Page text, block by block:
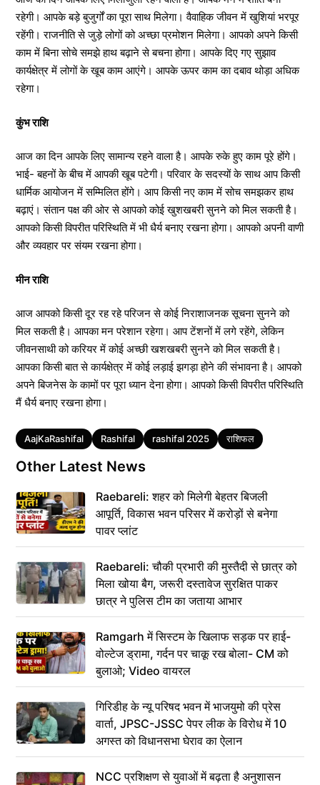
रहेगी। आपके बड़े बुजुर्गों का पूरा साथ मिलेगा। वैवाहिक जीवन में खुशियां भरपूर
रहेंगी। राजनीति से जुड़े लोगों को अच्छा प्रमोशन मिलेगा। आपको अपने किसी
काम में बिना सोचे समझे हाथ बढ़ाने से बचना होगा। आपके दिए गए सुझाव
कार्यक्षेत्र में लोगों के खूब काम आएंगे। आपके ऊपर काम का दबाव थोड़ा अधिक
रहेगा।
कुंभ राशि
आज का दिन आपके लिए सामान्य रहने वाला है। आपके रुके हुए काम पूरे होंगे।
भाई- बहनों के बीच में आपकी खूब पटेगी। परिवार के सदस्यों के साथ आप किसी
धार्मिक आयोजन में सम्मिलित होंगे। आप किसी नए काम में सोच समझकर हाथ
बढ़ाएं। संतान पक्ष की ओर से आपको कोई खुशखबरी सुनने को मिल सकती है।
आपको किसी विपरीत परिस्थिति में भी धैर्य बनाए रखना होगा। आपको अपनी वाणी
और व्यवहार पर संयम रखना होगा।
मीन राशि
आज आपको किसी दूर रह रहे परिजन से कोई निराशाजनक सूचना सुनने को
मिल सकती है। आपका मन परेशान रहेगा। आप टेंशनों में लगे रहेंगे, लेकिन
जीवनसाथी को करियर में कोई अच्छी खशखबरी सुनने को मिल सकती है।
आपका किसी बात से कार्यक्षेत्र में कोई लड़ाई झगड़ा होने की संभावना है। आपको
अपने बिजनेस के कामों पर पूरा ध्यान देना होगा। आपको किसी विपरीत परिस्थिति
मैं धैर्य बनाए रखना होगा।
Tags
AajKaRashifal Rashifal rashifal 2025 राशिफल
Other Latest News
Raebareli: शहर को मिलेगी बेहतर बिजली
आपूर्ति, विकास भवन परिसर में करोड़ों से बनेगा
पावर प्लांट
Raebareli: चौकी प्रभारी की मुस्तैदी से छात्र को
मिला खोया बैग, जरूरी दस्तावेज सुरक्षित पाकर
छात्र ने पुलिस टीम का जताया आभार
Ramgarh में सिस्टम के खिलाफ सड़क पर हाई-
वोल्टेज ड्रामा, गर्दन पर चाकू रख बोला- CM को
बुलाओ; Video वायरल
गिरिडीह के न्यू परिषद भवन में भाजयुमो की प्रेस
वार्ता, JPSC-JSSC पेपर लीक के विरोध में 10
अगस्त को विधानसभा घेराव का ऐलान
NCC प्रशिक्षण से युवाओं में बढ़ता है अनुशासन